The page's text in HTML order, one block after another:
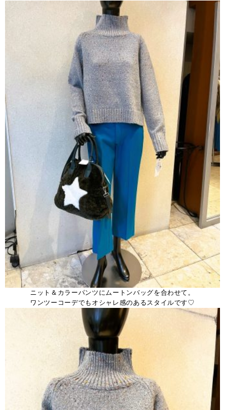
ニット＆カラーパンツにムートンバッグを合わせて。
ワンツーコーデでもオシャレ感のあるスタイルです♡